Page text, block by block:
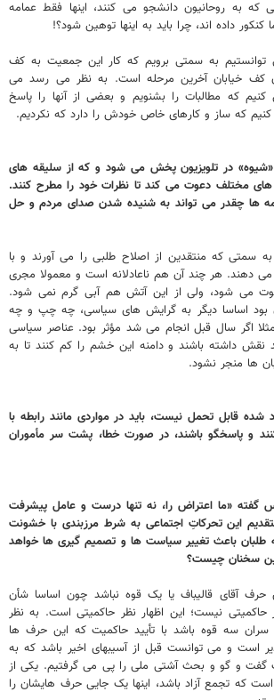
که به روحانیون دانشجو می کنند، اینها فقط عمامه
داده اند، چرا باید به اینها توهین شود؟!
به سمتی برویم که کار این جمعیت به کف
کف خیابان آخرین مرحله است. به نظر می رسد می
که مطالبات را بشنویم و بعضی از آنها را پاسخ
که ساز و کارهای خاص خودش را دارد که نکردیم.
«شیوه» در تلویزیون پخش می شود و که از سلیقه های
مختلف دعوت می کند تا نظرات خود را مطرح کنند.
ها چقدر می تواند به شنیده شدن صدای مردم و حل
به سمتی که منتقدین از اصلاح طلبی را می آورند و با
می دهند. هر چند آن هم ناعادلانه است و معمولا مجری
می شود، ولی از این آتش هم آبی گرم نمی شود.
بود اساسا دیگر به گرایش های سیاسی، چه چپ و چه
اگر سال قبل انجام می شد مؤثر بود. عناصر سیاسی
نقش داشته باشند و دامنه این خشم را کم کنند تا به
ها منجر نشود.
شده قابل تحمل نیست، باید در مواردی مانند رابطه با
و پاسخگو باشند، در صورت خطا، پشت سر مأموران
گفته «ما اعتراض را، نه تنها درست و عامل پیشرفت
این تحرکاتِ اجتماعی به شرط مرزبندی با خشونت‌
طلبان باعث تغییر سیاست ‌ها و تصمیم ‌گیری‌ ها خواهد
سخنان چیست؟
آقای قالیباف یا یک قوه نباشد چون اساسا شأن
نیست؛ این اظهار نظر حاکمیتی است. به نظر
سه قوه باشد با تأیید حاکمیت که این حرف ها
است و می توانست قبل از آسیبهای اخیر باشد که به
گفت و گو و بحث آشتی ملی را پی می گرفتیم. یکی از
که تجمع آزاد باشد، اینها یک جایی حرف هایشان را